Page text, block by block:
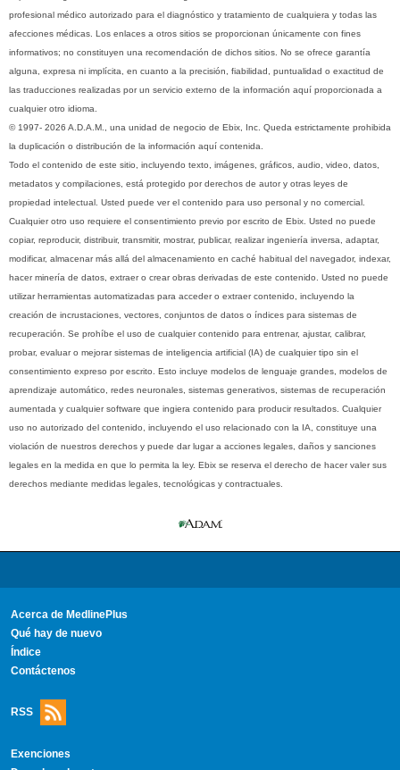
profesional médico autorizado para el diagnóstico y tratamiento de cualquiera y todas las
afecciones médicas. Los enlaces a otros sitios se proporcionan únicamente con fines
informativos; no constituyen una recomendación de dichos sitios. No se ofrece garantía
alguna, expresa ni implícita, en cuanto a la precisión, fiabilidad, puntualidad o exactitud de
las traducciones realizadas por un servicio externo de la información aquí proporcionada a
cualquier otro idioma.
© 1997- 2026 A.D.A.M., una unidad de negocio de Ebix, Inc. Queda estrictamente prohibida
la duplicación o distribución de la información aquí contenida.
Todo el contenido de este sitio, incluyendo texto, imágenes, gráficos, audio, video, datos,
metadatos y compilaciones, está protegido por derechos de autor y otras leyes de
propiedad intelectual. Usted puede ver el contenido para uso personal y no comercial.
Cualquier otro uso requiere el consentimiento previo por escrito de Ebix. Usted no puede
copiar, reproducir, distribuir, transmitir, mostrar, publicar, realizar ingeniería inversa, adaptar,
modificar, almacenar más allá del almacenamiento en caché habitual del navegador, indexar,
hacer minería de datos, extraer o crear obras derivadas de este contenido. Usted no puede
utilizar herramientas automatizadas para acceder o extraer contenido, incluyendo la
creación de incrustaciones, vectores, conjuntos de datos o índices para sistemas de
recuperación. Se prohíbe el uso de cualquier contenido para entrenar, ajustar, calibrar,
probar, evaluar o mejorar sistemas de inteligencia artificial (IA) de cualquier tipo sin el
consentimiento expreso por escrito. Esto incluye modelos de lenguaje grandes, modelos de
aprendizaje automático, redes neuronales, sistemas generativos, sistemas de recuperación
aumentada y cualquier software que ingiera contenido para producir resultados. Cualquier
uso no autorizado del contenido, incluyendo el uso relacionado con la IA, constituye una
violación de nuestros derechos y puede dar lugar a acciones legales, daños y sanciones
legales en la medida en que lo permita la ley. Ebix se reserva el derecho de hacer valer sus
derechos mediante medidas legales, tecnológicas y contractuales.
Acerca de MedlinePlus
Qué hay de nuevo
Índice
Contáctenos
RSS
Exenciones